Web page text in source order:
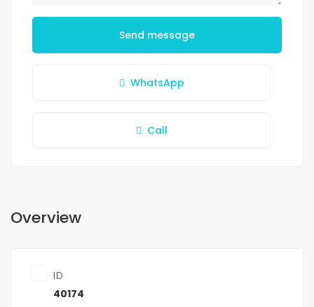
Send message
WhatsApp
Call
Overview
ID
40174